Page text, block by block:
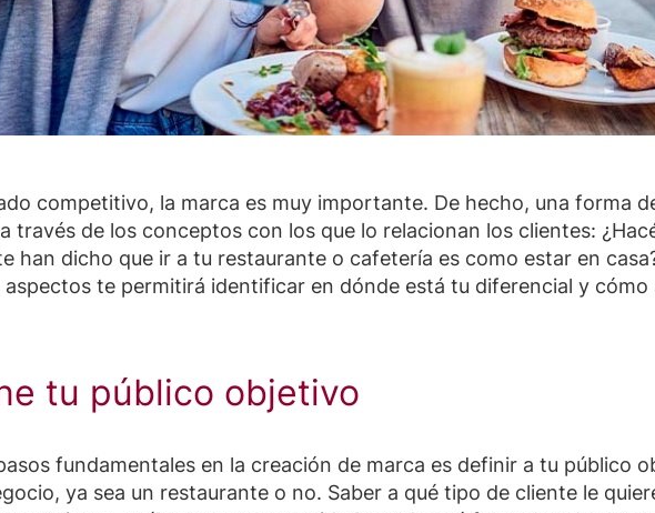
competitivo, la marca es muy importante. De hecho, una forma
través de los conceptos con los que lo relacionan los clientes:
han dicho que ir a tu restaurante o cafetería es como estar en
te permitirá identificar en dónde está tu diferencial y
tu público objetivo
fundamentales en la creación de marca es definir a tu público
ya sea un restaurante o no. Saber a qué tipo de cliente le